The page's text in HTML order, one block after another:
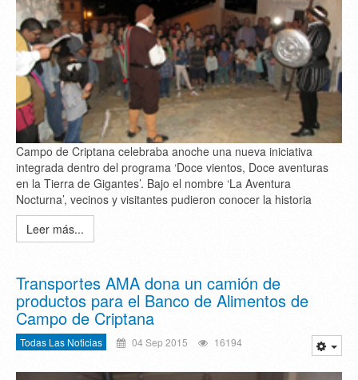
Campo de Criptana celebraba anoche una nueva iniciativa
integrada dentro del programa ‘Doce vientos, Doce aventuras
en la Tierra de Gigantes’. Bajo el nombre ‘La Aventura
Nocturna’, vecinos y visitantes pudieron conocer la historia
Leer más...
Transportes AMA dona un camión de
productos para el Banco de Alimentos de
Campo de Criptana
Todas Las Noticias 04 Sep 2015 16194